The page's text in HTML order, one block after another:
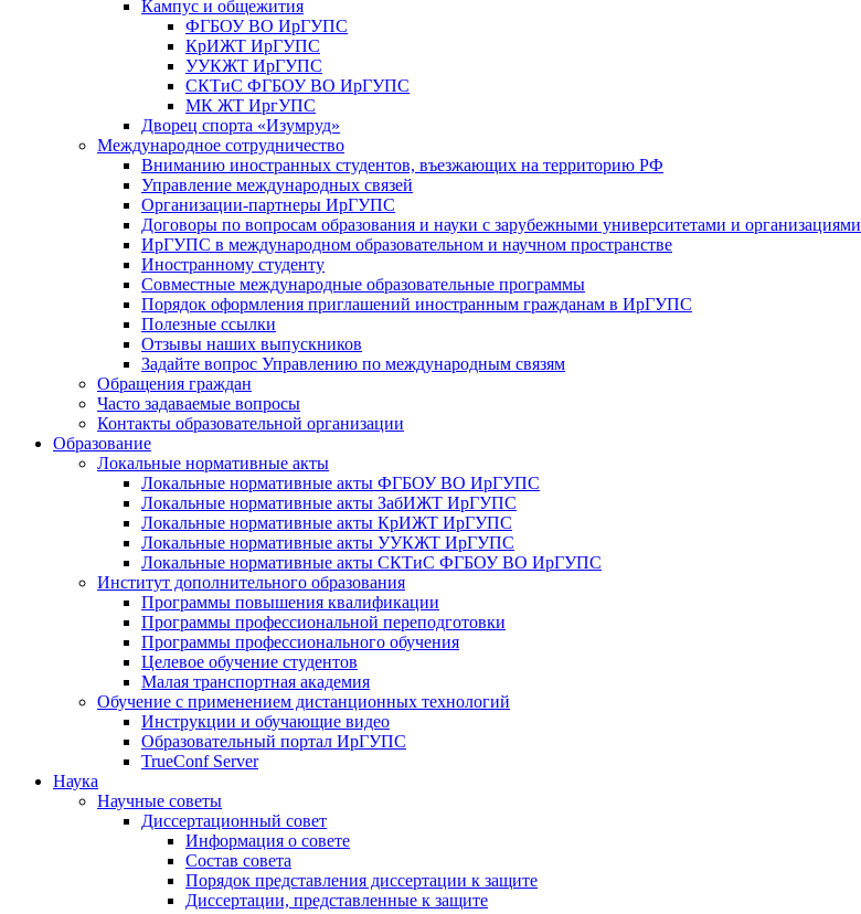
Кампус и общежития
ФГБОУ ВО ИрГУПС
КрИЖТ ИрГУПС
УУКЖТ ИрГУПС
СКТиС ФГБОУ ВО ИрГУПС
МК ЖТ ИргУПС
Дворец спорта «Изумруд»
Международное сотрудничество
Вниманию иностранных студентов, въезжающих на территорию РФ
Управление международных связей
Организации-партнеры ИрГУПС
Договоры по вопросам образования и науки с зарубежными университетами и организациями
ИрГУПС в международном образовательном и научном пространстве
Иностранному студенту
Совместные международные образовательные программы
Порядок оформления приглашений иностранным гражданам в ИрГУПС
Полезные ссылки
Отзывы наших выпускников
Задайте вопрос Управлению по международным связям
Обращения граждан
Часто задаваемые вопросы
Контакты образовательной организации
Образование
Локальные нормативные акты
Локальные нормативные акты ФГБОУ ВО ИрГУПС
Локальные нормативные акты ЗабИЖТ ИрГУПС
Локальные нормативные акты КрИЖТ ИрГУПС
Локальные нормативные акты УУКЖТ ИрГУПС
Локальные нормативные акты СКТиС ФГБОУ ВО ИрГУПС
Институт дополнительного образования
Программы повышения квалификации
Программы профессиональной переподготовки
Программы профессионального обучения
Целевое обучение студентов
Малая транспортная академия
Обучение с применением дистанционных технологий
Инструкции и обучающие видео
Образовательный портал ИрГУПС
TrueConf Server
Наука
Научные советы
Диссертационный совет
Информация о совете
Состав совета
Порядок представления диссертации к защите
Диссертации, представленные к защите